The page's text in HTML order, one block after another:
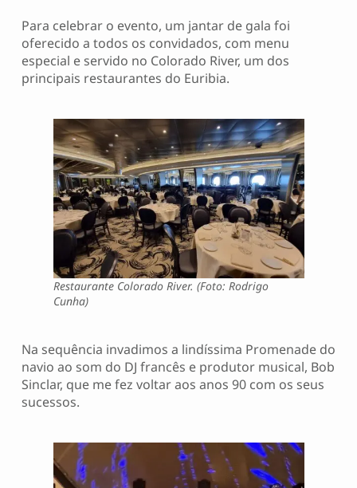
Para celebrar o evento, um jantar de gala foi
oferecido a todos os convidados, com menu
especial e servido no Colorado River, um dos
principais restaurantes do Euribia.
Restaurante Colorado River. (Foto: Rodrigo
Cunha)
Na sequência invadimos a lindíssima Promenade do
navio ao som do DJ francês e produtor musical, Bob
Sinclar, que me fez voltar aos anos 90 com os seus
sucessos.